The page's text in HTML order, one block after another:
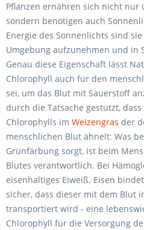
Pflanzen ernähren sich nicht nur
sondern benötigen auch
Energie des Sonnenlichts sind
Umgebung aufzunehmen und in
Genau diese Eigenschaft lässt
Chlorophyll auch für den
sei, um das Blut mit Sauerstoff
durch die Tatsache gestützt,
Chlorophylls im Weizengras der
menschlichen Blut ähnelt: Was
Grünfärbung sorgt, ist beim
Blutes verantwortlich. Bei
eisenhaltiges Eiweiß. Eisen
sicher, dass dieser mit dem Blut
transportiert wird - eine
Chlorophyll für die Versorgung